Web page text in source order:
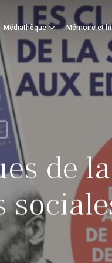
Médiathèque Mémoire et
Panier
de